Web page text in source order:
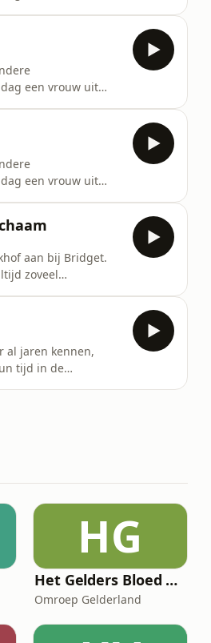
een vrouw uit
een vrouw uit
aan bij Bridget.
zoveel
al jaren kennen,
tijd in de
HG
Het Gelders Bloed Orkest
Omroep Gelderland